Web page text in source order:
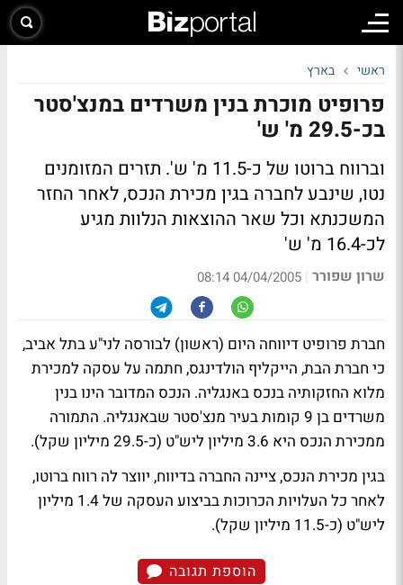
ראשי בארץ
פרופיט מוכרת בנין משרדים במנצ'סטר
בכ-29.5 מ' ש'
וברווח ברוטו של כ-11.5 מ' ש'. תזרים המזומנים
נטו, שינבע לחברה בגין מכירת הנכס, לאחר החזר
המשכנתא וכל שאר ההוצאות הנלוות מגיע
לכ-16.4 מ' ש'
שרון שפורר |
04/04/2005 08:14
חברת פרופיט דיווחה היום (ראשון) לבורסה לני"ע בתל אביב,
כי חברת הבת, הייקליף הולדינגס, חתמה על עסקה למכירת
מלוא החזקותיה בנכס באנגליה. הנכס המדובר הינו בנין
משרדים בן 9 קומות בעיר מנצ'סטר שבאנגליה. התמורה
ממכירת הנכס היא 3.6 מיליון ליש"ט (כ-29.5 מיליון שקל).
בגין מכירת הנכס, ציינה החברה בדיווח, יווצר לה רווח ברוטו,
לאחר כל העלויות הכרוכות בביצוע העסקה של 1.4 מיליון
ליש"ט (כ-11.5 מיליון שקל).
הוספת תגובה